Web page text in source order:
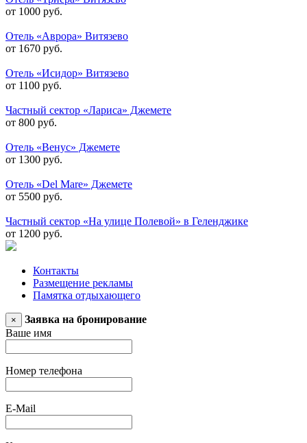
от 1000 руб.
Отель «Аврора» Витязево
от 1670 руб.
Отель «Исидор» Витязево
от 1100 руб.
Частный сектор «Лариса» Джемете
от 800 руб.
Отель «Венус» Джемете
от 1300 руб.
Отель «Del Mare» Джемете
от 5500 руб.
Частный сектор «На улице Полевой» в Геленджике
от 1200 руб.
Контакты
Размещение рекламы
Памятка отдыхающего
×
Заявка на бронирование
Ваше имя
Номер телефона
E-Mail